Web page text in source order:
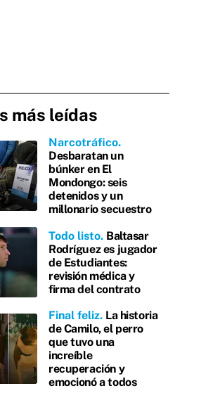
más leídas
Narcotráfico
Desbaratan un
búnker en El
Mondongo: seis
detenidos y un
millonario secuestro
Todo listo Baltasar
Rodríguez es jugador
de Estudiantes:
revisión médica y
firma del contrato
Final feliz La historia
de Camilo, el perro
que tuvo una
increíble
recuperación y
emocionó a todos